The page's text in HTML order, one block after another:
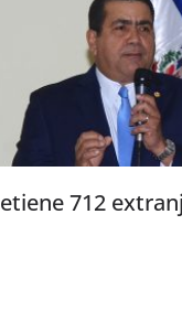
712